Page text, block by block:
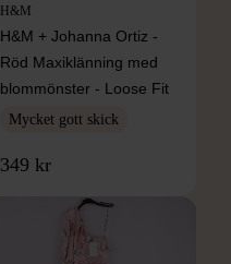
H&M
H&M + Johanna Ortiz -
Röd Maxiklänning med
blommönster - Loose Fit
Mycket gott skick
349 kr